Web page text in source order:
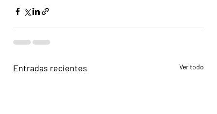
Entradas recientes Ver todo